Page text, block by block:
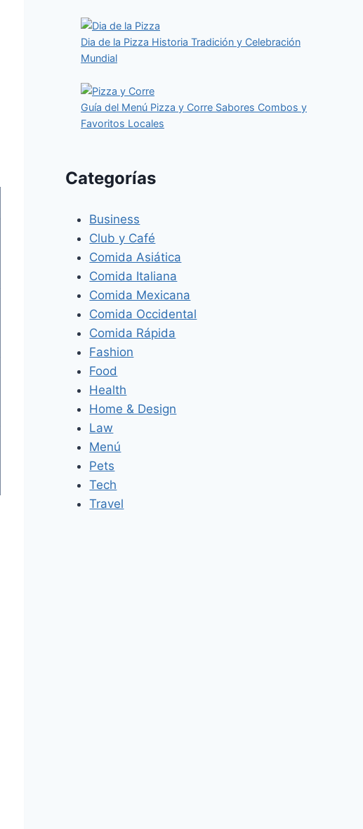
Dia de la Pizza Historia Tradición y Celebración
Mundial
Guía del Menú Pizza y Corre Sabores Combos y
Favoritos Locales
Categorías
Business
Club y Café
Comida Asiática
Comida Italiana
Comida Mexicana
Comida Occidental
Comida Rápida
Fashion
Food
Health
Home & Design
Law
Menú
Pets
Tech
Travel